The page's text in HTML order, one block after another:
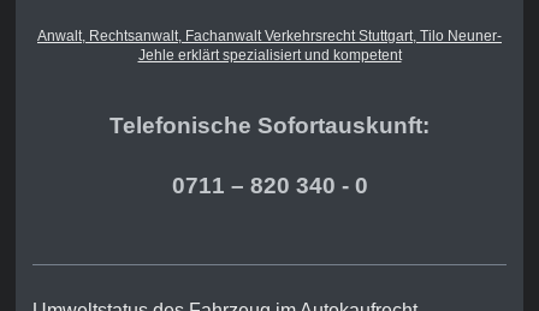
Anwalt, Rechtsanwalt, Fachanwalt Verkehrsrecht Stuttgart, Tilo Neuner-
Jehle erklärt spezialisiert und kompetent
Telefonische Sofortauskunft:
0711 – 820 340 - 0